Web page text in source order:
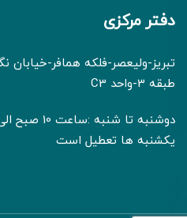
دفتر مرکزی
طبقه 3-واحد C3
دوشنبه تا شنبه :ساعت 10 صبح الی 17 بعد از ظهر
یکشنبه ها تعطیل است